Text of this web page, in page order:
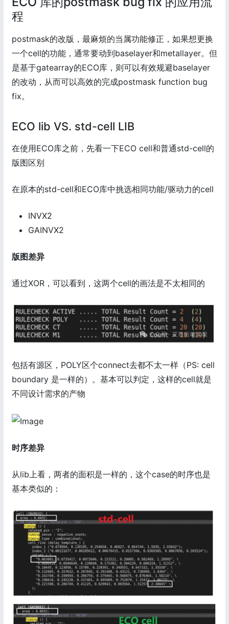
程
postmask的改版，最麻烦的当属功能修正，如果想更换
一个cell的功能，通常要动到baselayer和metallayer。但
是基于gatearray的ECO库，则可以有效规避baselayer
的改动，从而可以高效的完成postmask function bug
fix。
ECO lib VS. std-cell LIB
在使用ECO库之前，先看一下ECO cell和普通std-cell的
版图区别
在原本的std-cell和ECO库中挑选相同功能/驱动力的cell
INVX2
GAINVX2
版图差异
通过XOR，可以看到，这两个cell的画法是不太相同的
包括有源区，POLY区个connect去都不太一样（PS: cell
boundary 是一样的）。基本可以判定，这样的cell就是
不同设计需求的产物
时序差异
从lib上看，两者的面积是一样的，这个case的时序也是
基本类似的：